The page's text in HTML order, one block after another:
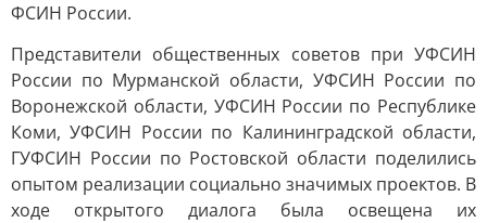
ФСИН России.
Представители общественных советов при УФСИН
России по Мурманской области, УФСИН России по
Воронежской области, УФСИН России по Республике
Коми, УФСИН России по Калининградской области,
ГУФСИН России по Ростовской области поделились
опытом реализации социально значимых проектов. В
ходе открытого диалога была освещена их